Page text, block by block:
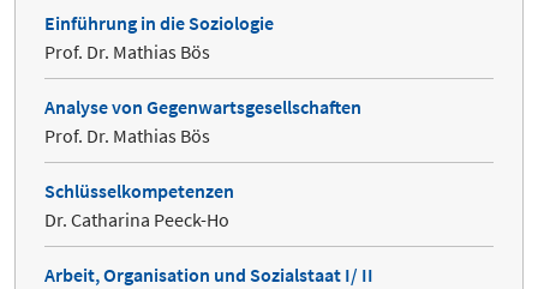
Einführung in die Soziologie
Prof. Dr. Mathias Bös
Analyse von Gegenwartsgesellschaften
Prof. Dr. Mathias Bös
Schlüsselkompetenzen
Dr. Catharina Peeck-Ho
Arbeit, Organisation und Sozialstaat I/ II